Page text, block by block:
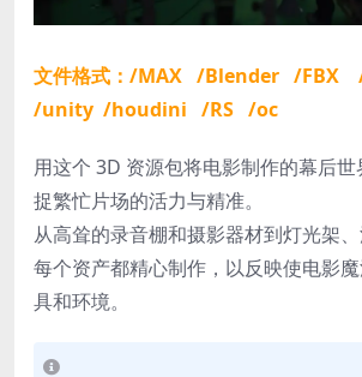
文件格式：/MAX /Blender /FBX /
/unity /houdini /RS /oc
用这个 3D 资源包将电影制作的幕后
捉繁忙片场的活力与精准。
从高耸的录音棚和摄影器材到灯光架、
每个资产都精心制作，以反映使电影
具和环境。